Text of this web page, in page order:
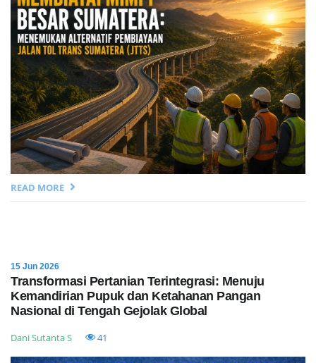
READ MORE
15 Jun 2026
Transformasi Pertanian Terintegrasi: Menuju
Kemandirian Pupuk dan Ketahanan Pangan
Nasional di Tengah Gejolak Global
Dani Sutanta S 41